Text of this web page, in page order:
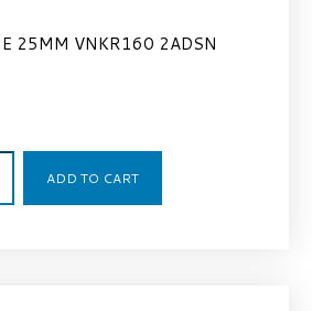
25MM VNKR160 2ADSN
ADD TO CART